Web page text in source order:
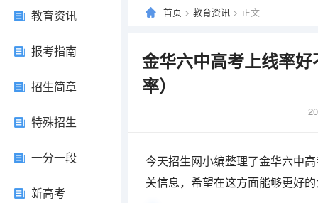
教育资讯
报考指南
招生简章
特殊招生
一分一段
新高考
首页 > 教育资讯 > 正文
金华六中高考上线率
率）
今天招生网小编整理了金华六中
关信息，希望在这方面能够更好